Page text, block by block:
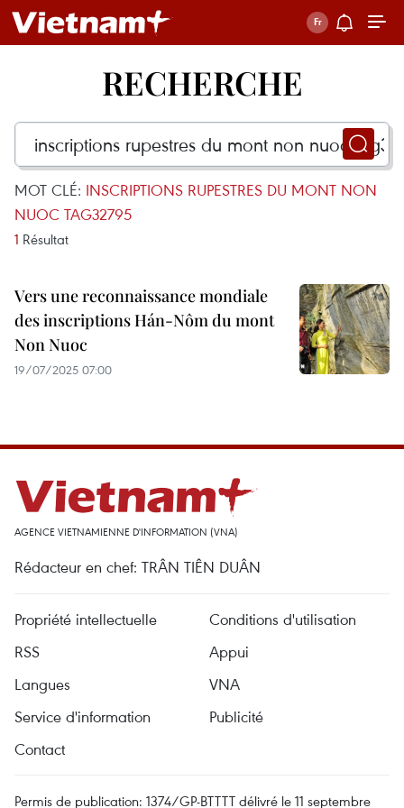
RECHERCHE
MOT CLÉ: INSCRIPTIONS RUPESTRES DU MONT NON
NUOC TAG32795
1 Résultat
Vers une reconnaissance mondiale
des inscriptions Hán-Nôm du mont
Non Nuoc
19/07/2025 07:00
AGENCE VIETNAMIENNE D'INFORMATION (VNA)
Rédacteur en chef: TRÂN TIÊN DUÂN
Propriété intellectuelle
Conditions d'utilisation
RSS
Appui
Langues
VNA
Service d'information
Publicité
Contact
Permis de publication: 1374/GP-BTTTT délivré le 11 septembre